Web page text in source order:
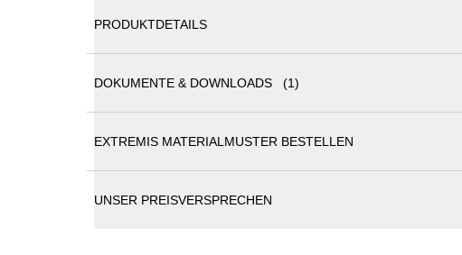
PRODUKTDETAILS
entfällt das lästige "Über-die-Bank-Steigen" vollständig.
DOKUMENTE & DOWNLOADS (1)
EXTREMIS MATERIALMUSTER BESTELLEN
UNSER PREISVERSPRECHEN